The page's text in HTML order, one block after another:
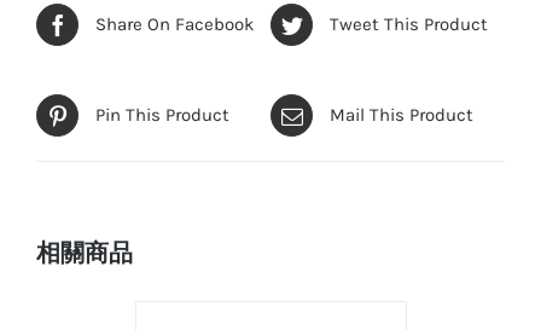
光
數
Share On Facebook Tweet This Product
Pin This Product Mail This Product
相關商品